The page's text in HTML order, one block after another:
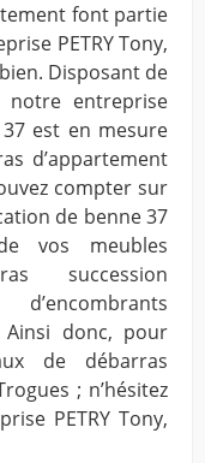
font partie
PETRY Tony,
Disposant de
notre entreprise
est en mesure
d’appartement
compter sur
de benne 37
vos meubles
succession
d’encombrants
Ainsi donc, pour
de débarras
; n’hésitez
PETRY Tony,